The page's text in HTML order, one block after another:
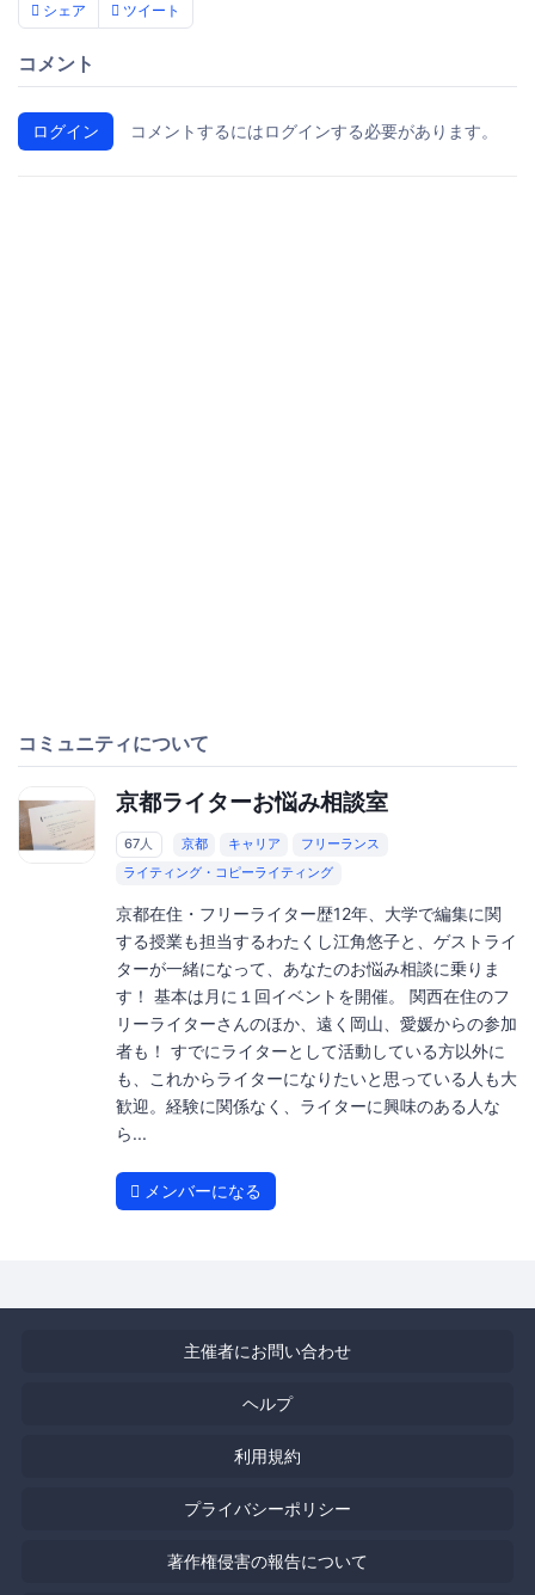
シェア ツイート
コメント
ログイン コメントするにはログインする必要があります。
コミュニティについて
京都ライターお悩み相談室
67人 京都 キャリア
フリーランス
ライティング・コピーライティング
京都在住・フリーライター歴12年、大学で編集に関
する授業も担当するわたくし江角悠子と、ゲストライ
ターが一緒になって、あなたのお悩み相談に乗りま
す！ 基本は月に１回イベントを開催。 関西在住のフ
リーライターさんのほか、遠く岡山、愛媛からの参加
者も！ すでにライターとして活動している方以外に
も、これからライターになりたいと思っている人も大
歓迎。経験に関係なく、ライターに興味のある人な
ら...
メンバーになる
主催者にお問い合わせ
ヘルプ
利用規約
プライバシーポリシー
著作権侵害の報告について